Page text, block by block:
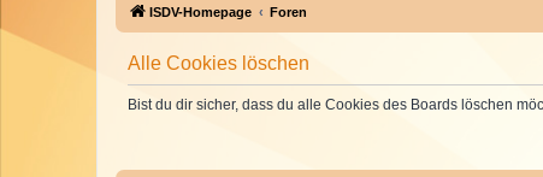
ISDV-Homepage Foren
Alle Cookies löschen
Bist du dir sicher, dass du alle Cookies des Boards löschen